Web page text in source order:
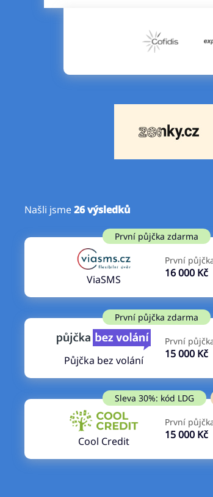
Od
Do
První
ano
Našli jsme26výsledků
První půjčka zdarma
ViaSMS
První
16 000 Kč
První půjčka zdarma
Půjčka bez volání
První
15 000 Kč
Sleva 30%: kód LDG
Cool Credit
První
15 000 Kč